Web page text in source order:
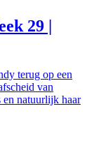
29 |
terug op een
van
en natuurlijk haar